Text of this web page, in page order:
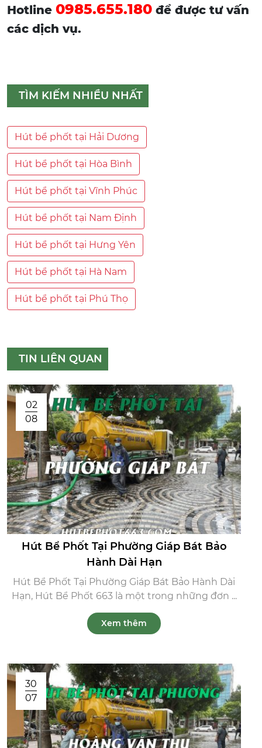
Hotline 0985.655.180 để được tư vấn
các dịch vụ.
TÌM KIẾM NHIỀU NHẤT
Hút bể phốt tại Hải Dương
Hút bể phốt tại Hòa Bình
Hút bể phốt tại Vĩnh Phúc
Hút bể phốt tại Nam Định
Hút bể phốt tại Hưng Yên
Hút bể phốt tại Hà Nam
Hút bể phốt tại Phú Thọ
TIN LIÊN QUAN
02
08
Hút Bể Phốt Tại Phường Giáp Bát Bảo
Hành Dài Hạn
Hút Bể Phốt Tại Phường Giáp Bát Bảo Hành Dài
Hạn, Hút Bể Phốt 663 là một trong những đơn ...
Xem thêm
30
07